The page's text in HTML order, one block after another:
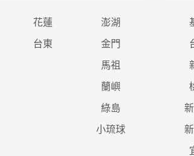
花蓮 澎湖
台東 金門
馬祖
蘭嶼
綠島
小琉球